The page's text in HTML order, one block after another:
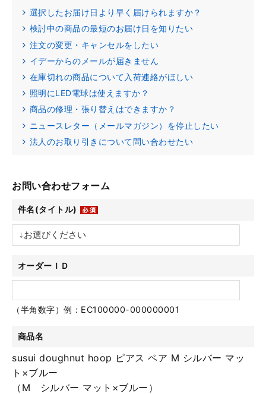
選択したお届け日より早く届けられますか？
検討中の商品の最短のお届け日を知りたい
注文の変更・キャンセルをしたい
イデーからのメールが届きません
在庫切れの商品について入荷連絡がほしい
照明にLED電球は使えますか？
商品の修理・張り替えはできますか？
ニュースレター（メールマガジン）を停止したい
法人のお取り引きについて問い合わせたい
お問い合わせフォーム
件名(タイトル)
オーダーＩＤ
（半角数字）例：EC100000-000000001
商品名
susui doughnut hoop ピアス ペア M シルバー マッ
ト×ブルー
（M シルバー マット×ブルー）